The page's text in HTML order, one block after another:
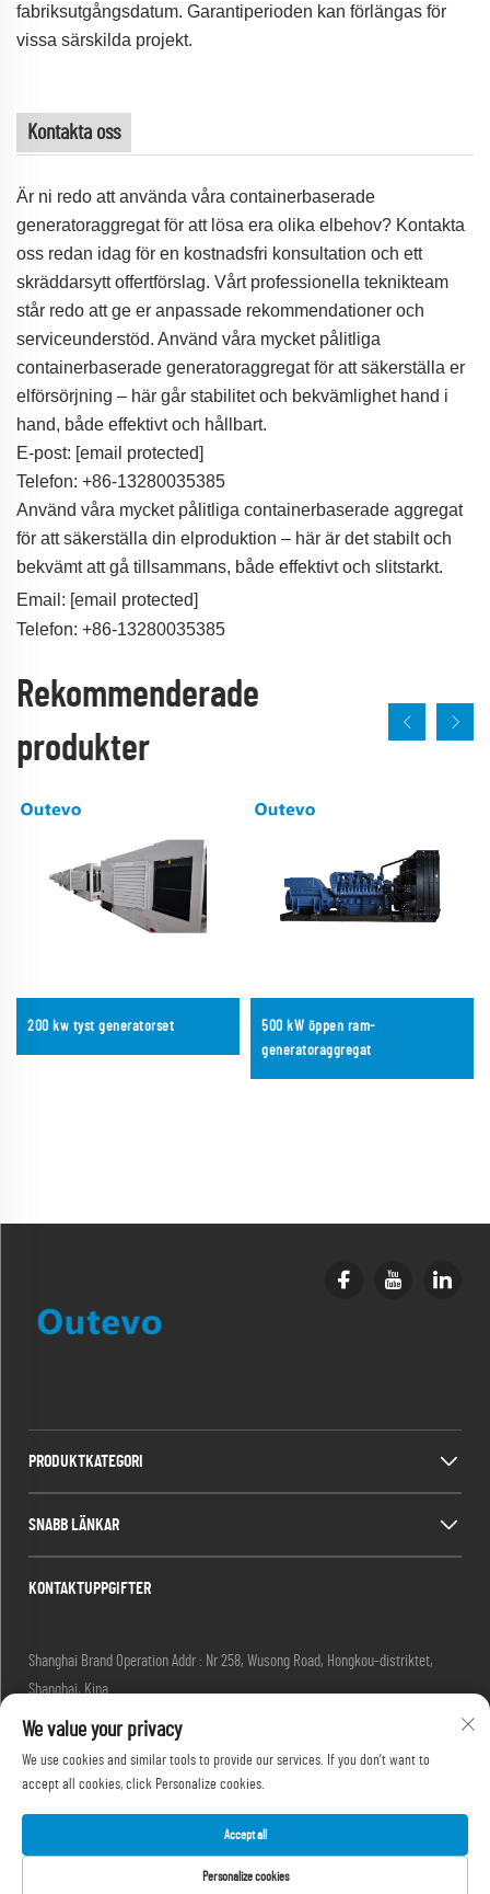
fabriksutgångsdatum. Garantiperioden kan förlängas för
vissa särskilda projekt.
Kontakta oss
Är ni redo att använda våra containerbaserade
generatoraggregat för att lösa era olika elbehov? Kontakta
oss redan idag för en kostnadsfri konsultation och ett
skräddarsytt offertförslag. Vårt professionella teknikteam
står redo att ge er anpassade rekommendationer och
serviceunderstöd. Använd våra mycket pålitliga
containerbaserade generatoraggregat för att säkerställa er
elförsörjning – här går stabilitet och bekvämlighet hand i
hand, både effektivt och hållbart.
E-post: [email protected]
Telefon: +86-13280035385
Använd våra mycket pålitliga containerbaserade aggregat
för att säkerställa din elproduktion – här är det stabilt och
bekvämt att gå tillsammans, både effektivt och slitstarkt.
Email: [email protected]
Telefon: +86-13280035385
Rekommenderade
produkter
200 kw tyst generatorset
500 kW öppen ram-
generatoraggregat
PRODUKTKATEGORI
SNABB LÄNKAR
KONTAKTUPPGIFTER
Shanghai Brand Operation Addr : Nr 258, Wusong Road, Hongkou-distriktet,
Shanghai, Kina
E-post:[email protected]
+86-13280035385
We value your privacy
We use cookies and similar tools to provide our services. If you don't want to
accept all cookies, click Personalize cookies.
Personalize cookies
Accept all